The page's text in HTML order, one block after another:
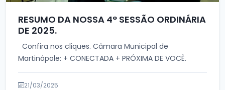
RESUMO DA NOSSA 4° SESSÃO ORDINÁRIA
DE 2025.
Martinópole: + CONECTADA + PRÓXIMA DE VOCÊ.
21/03/2025